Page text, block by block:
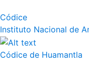
Códice
Instituto Nacional de
Códice de Huamantla